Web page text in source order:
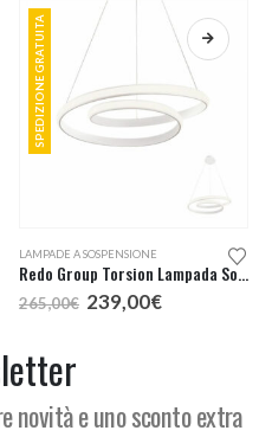
SPEDIZIONE GRATUITA
LAMPADE A SOSPENSIONE
Redo Group Torsion Lampada Sospensione LED 55
265,00€ Il
prezzo
239,00€Il
novità e uno sconto extra